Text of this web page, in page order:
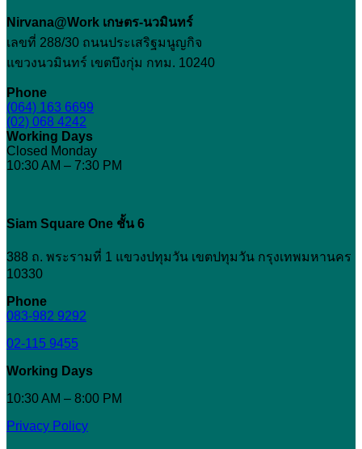
ฉีด
ของ
การ
ยก
กับ
ใคร
และ
Nirvana@Work เกษตร-นวมินทร์
เลขที่ 288/30 ถนนประเสริฐมนูญกิจ
แขวงนวมินทร์ เขตบึงกุ่ม กทม. 10240
Phone
(064) 163 6699
(02) 068 4242
Working Days
Closed Monday
10:30 AM – 7:30 PM
Siam Square One ชั้น 6
388 ถ. พระรามที่ 1 แขวงปทุมวัน เขตปทุมวัน กรุงเทพมหานคร
10330
Phone
083-982 9292
02-115 9455
Working Days
10:30 AM – 8:00 PM
Privacy Policy